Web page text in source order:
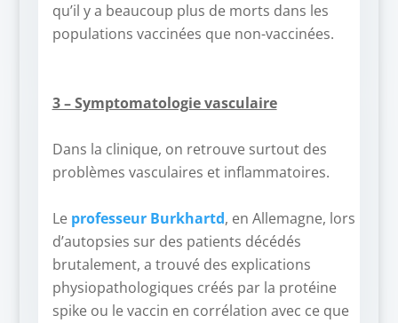
qu’il y a beaucoup plus de morts dans les
populations vaccinées que non-vaccinées.
3 – Symptomatologie vasculaire
Dans la clinique, on retrouve surtout des
problèmes vasculaires et inflammatoires.
Le professeur Burkhartd, en Allemagne, lors
d’autopsies sur des patients décédés
brutalement, a trouvé des explications
physiopathologiques créés par la protéine
spike ou le vaccin en corrélation avec ce que